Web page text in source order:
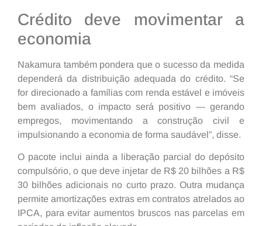
Crédito deve movimentar a
economia
Nakamura também pondera que o sucesso da medida
dependerá da distribuição adequada do crédito. “Se
for direcionado a famílias com renda estável e imóveis
bem avaliados, o impacto será positivo — gerando
empregos, movimentando a construção civil e
impulsionando a economia de forma saudável”, disse.
O pacote inclui ainda a liberação parcial do depósito
compulsório, o que deve injetar de R$ 20 bilhões a R$
30 bilhões adicionais no curto prazo. Outra mudança
permite amortizações extras em contratos atrelados ao
IPCA, para evitar aumentos bruscos nas parcelas em